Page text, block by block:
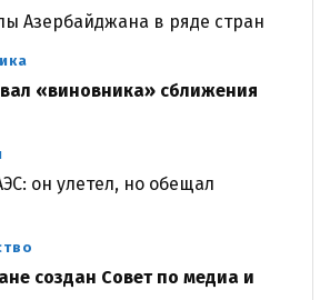
Азербайджана в ряде стран
«виновника» сближения
он улетел, но обещал
создан Совет по медиа и